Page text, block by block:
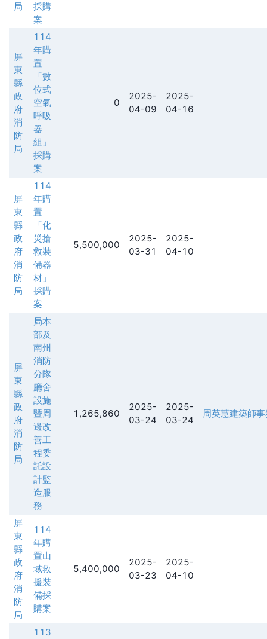
局
採購
案
屏
東
縣
政
府
消
防
局
114
年購
置
「數
位式
空氣
呼吸
器
組」
採購
案
0
2025-
04-09
2025-
04-16
屏
東
縣
政
府
消
防
局
114
年購
置
「化
災搶
救裝
備器
材」
採購
案
5,500,000
2025-
03-31
2025-
04-10
屏
東
縣
政
府
消
防
局
局本
部及
南州
消防
分隊
廳舍
設施
暨周
邊改
善工
程委
託設
計監
造服
務
1,265,860
2025-
03-24
2025-
03-24
周英慧建築師
屏
東
縣
政
府
消
防
局
114
年購
置山
域救
援裝
備採
購案
5,400,000
2025-
03-23
2025-
04-10
113